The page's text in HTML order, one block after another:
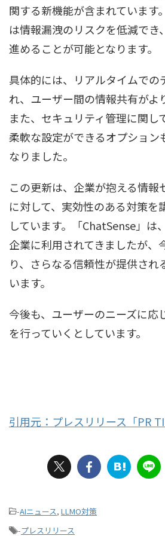
関する新機能が含まれています
は情報漏洩のリスクを低減でき
進めることが可能となります。
具体的には、リアルタイムでの
れ、ユーザー間の情報共有がよ
また、セキュリティ管理に関し
柔軟な設定ができるオプション
なりました。
この更新は、企業が抱える情報
に対して、実効性のある対策を
しています。「ChatSense」は
企業に利用されてきましたが、
り、さらなる信頼性が提供され
います。
今後も、ユーザーのニーズに応
を行っていくとしています。
引用元：プレスリリース「PR
-AIニュース, LLMO対策
-プレスリリース